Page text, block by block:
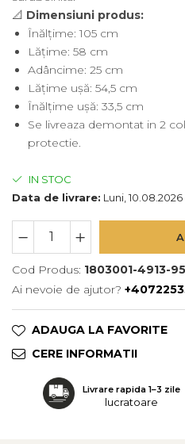
📐 Dimensiuni produs:
Înălțime: 105 cm
Lățime: 58 cm
Adâncime: 25 cm
Lățime ușă: 54,5 cm
Înălțime ușă: 33,5 cm
Se livreaza demontat in 2
protectie.
IN STOC
Data de livrare: Luni, 10.08.2026
Cod Produs: 1803001-4913-
Ai nevoie de ajutor?
ADAUGA LA FAVORITE
CERE INFORMATII
Livrare rapida 1–3 zile
lucratoare